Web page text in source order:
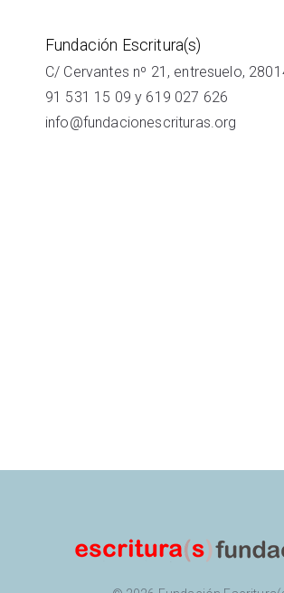
Fundación Escritura(s)
C/ Cervantes nº 21, entresuelo,
91 531 15 09 y 619 027 626
info@fundacionescrituras.org